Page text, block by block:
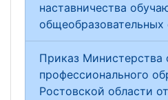
наставничества
общеобразовательных
Приказ Министерства
профессионального
Ростовской области